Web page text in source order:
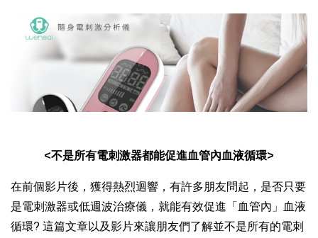
<不是所有電刺激器都能促進血管內血液循環>
在前個影片後，獲得熱烈迴響，有許多朋友問起，是否只要
是電刺激器或低週波治療儀，就能有效促進「血管內」血液
循環? 這篇文章以及影片來讓朋友們了解並不是所有的電刺